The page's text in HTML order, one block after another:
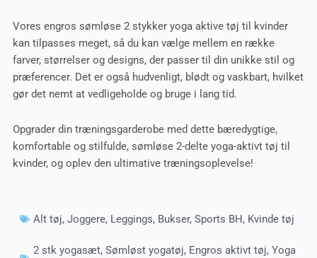
Vores engros sømløse 2 stykker yoga aktive tøj til kvinder
kan tilpasses meget, så du kan vælge mellem en række
farver, størrelser og designs, der passer til din unikke stil og
præferencer. Det er også hudvenligt, blødt og vaskbart, hvilket
gør det nemt at vedligeholde og bruge i lang tid.
Opgrader din træningsgarderobe med dette bæredygtige,
komfortable og stilfulde, sømløse 2-delte yoga-aktivt tøj til
kvinder, og oplev den ultimative træningsoplevelse!
Alt tøj, Joggere, Leggings, Bukser, Sports BH , Kvinde tøj
2 stk yogasæt, Sømløst yogatøj, Engros aktivt tøj, Yoga